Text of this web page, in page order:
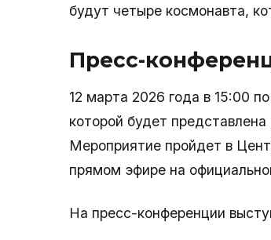
будут четыре космонавта,
Пресс-
12 марта 2026 года в 15:00
которой будет
Мероприятие пройдет в
прямом эфире на
На пресс-конференции